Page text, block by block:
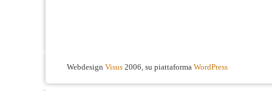
Webdesign Visus 2006, su piattaforma WordPress